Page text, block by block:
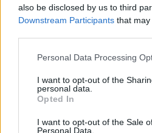
also be disclosed by us to third
Downstream Participants that
Personal Data Processing
I want to opt-out of the
personal data.
Opted In
I want to opt-out of the Sale
Personal Data.
Nieuw spoor voor PSV:
serieuze optie
Italiaanse media: Perisic
van Internazionale
Bosz wil niets weten van